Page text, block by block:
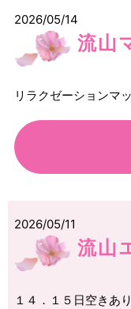
2026/05/14
流山
リラクゼーションマ
2026/05/11
流山
１４．１５日空きあ